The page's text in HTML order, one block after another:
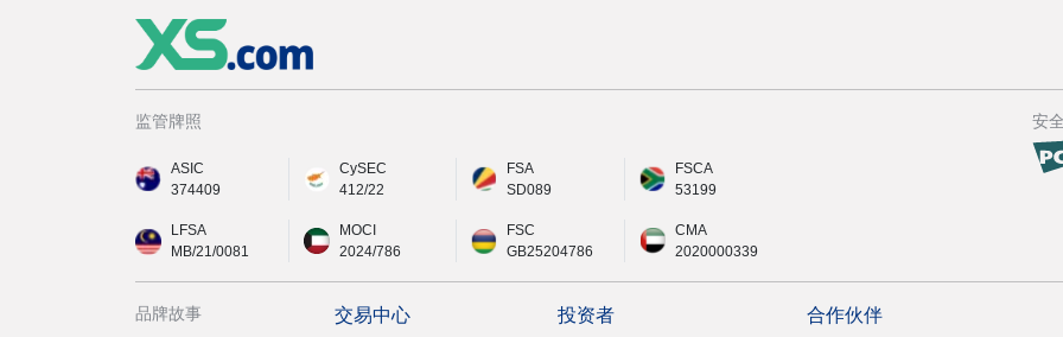
监管牌照
ASIC
374409
CySEC
412/22
FSA
SD089
FSCA
53199
LFSA
MB/21/0081
MOCI
2024/786
FSC
GB25204786
CMA
2020000339
安
品牌故事
交易中心 投资者 合作伙伴